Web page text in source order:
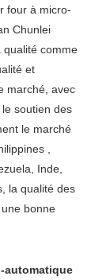
four à micro-
Chunlei
qualité comme
et
marché, avec
soutien des
le marché
,
Inde,
la qualité des
bonne
automatique